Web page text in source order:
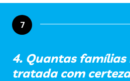
7
4. Quantas famílias
tratada com